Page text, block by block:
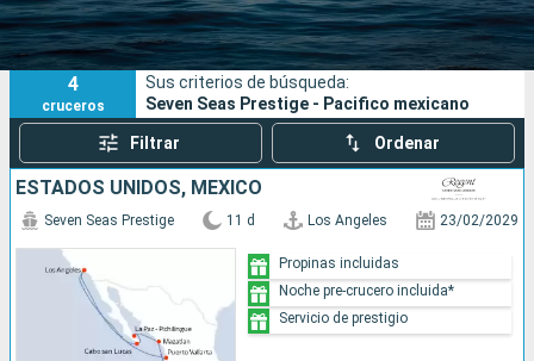
Puertos Compañías
Buscar
4
cruceros
Sus criterios de búsqueda:
Seven Seas Prestige - Pacifico mexicano
Filtrar Ordenar
ESTADOS UNIDOS, MÉXICO
Seven Seas Prestige 11 d Los Angeles 23/02/2029
Propinas incluidas
Noche pre-crucero incluida*
Servicio de prestigio